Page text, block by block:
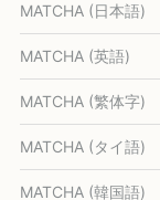
MATCHA (日本語)
MATCHA (英語)
MATCHA (繁体字)
MATCHA (タイ語)
MATCHA (韓国語)